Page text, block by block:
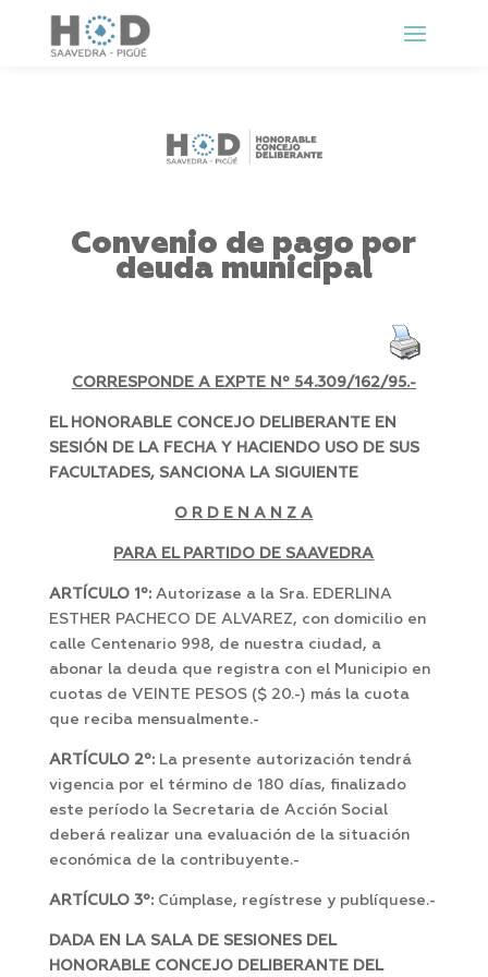
Convenio de pago por
deuda municipal
CORRESPONDE A EXPTE Nº 54.309/162/95.-
EL HONORABLE CONCEJO DELIBERANTE EN
SESIÓN DE LA FECHA Y HACIENDO USO DE SUS
FACULTADES, SANCIONA LA SIGUIENTE
O R D E N A N Z A
PARA EL PARTIDO DE SAAVEDRA
ARTÍCULO 1º: Autorizase a la Sra. EDERLINA
ESTHER PACHECO DE ALVAREZ, con domicilio en
calle Centenario 998, de nuestra ciudad, a
abonar la deuda que registra con el Municipio en
cuotas de VEINTE PESOS ($ 20.-) más la cuota
que reciba mensualmente.-
ARTÍCULO 2º: La presente autorización tendrá
vigencia por el término de 180 días, finalizado
este período la Secretaria de Acción Social
deberá realizar una evaluación de la situación
económica de la contribuyente.-
ARTÍCULO 3º: Cúmplase, regístrese y publíquese.-
DADA EN LA SALA DE SESIONES DEL
HONORABLE CONCEJO DELIBERANTE DEL